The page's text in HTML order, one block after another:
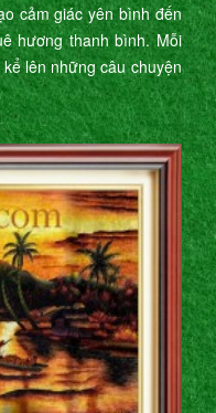
cảm giác yên bình đến
hương thanh bình. Mỗi
lên những câu chuyện